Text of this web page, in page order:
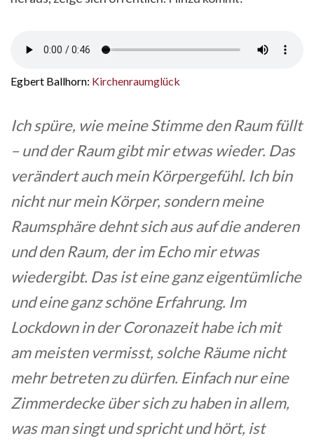
Egbert Ballhorn: Kirchenraumglück
Ich spüre, wie meine Stimme den Raum füllt
– und der Raum gibt mir etwas wieder. Das
verändert auch mein Körpergefühl. Ich bin
nicht nur mein Körper, sondern meine
Raumsphäre dehnt sich aus auf die anderen
und den Raum, der im Echo mir etwas
wiedergibt. Das ist eine ganz eigentümliche
und eine ganz schöne Erfahrung. Im
Lockdown in der Coronazeit habe ich mit
am meisten vermisst, solche Räume nicht
mehr betreten zu dürfen. Einfach nur eine
Zimmerdecke über sich zu haben in allem,
was man singt und spricht und hört, ist